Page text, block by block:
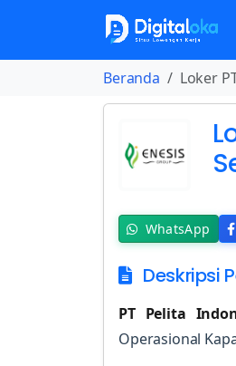
Beranda Loker
WhatsApp
Deskripsi
PT Pelita
Operasional